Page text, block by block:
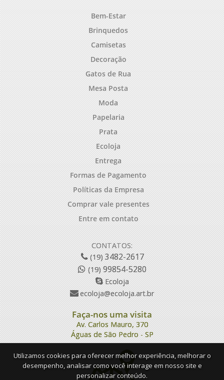
Bem-Estar
Brinquedos
Camisetas
Decoração
Gatos de Rua
Mesa Posta
Moda
Papelaria
Prata
Ecoloja
Entrega
Formas de Pagamento
Políticas da Empresa
Comprar vale presentes
Entre em contato
CONTATOS:
(19)3482-2617
(19)99854-5280
Ecoloja
ecoloja@ecoloja.art.br
Faça-nos uma visita
Av. Carlos Mauro, 370
Águas de São Pedro - SP
Utilizamos cookies para oferecer melhor experiência, melhorar o
desempenho, analisar como você interage em nosso site e
personalizar conteúdo.